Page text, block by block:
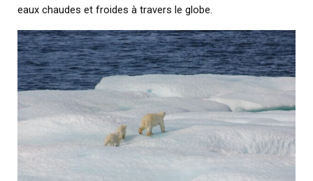
eaux chaudes et froides à travers le globe.